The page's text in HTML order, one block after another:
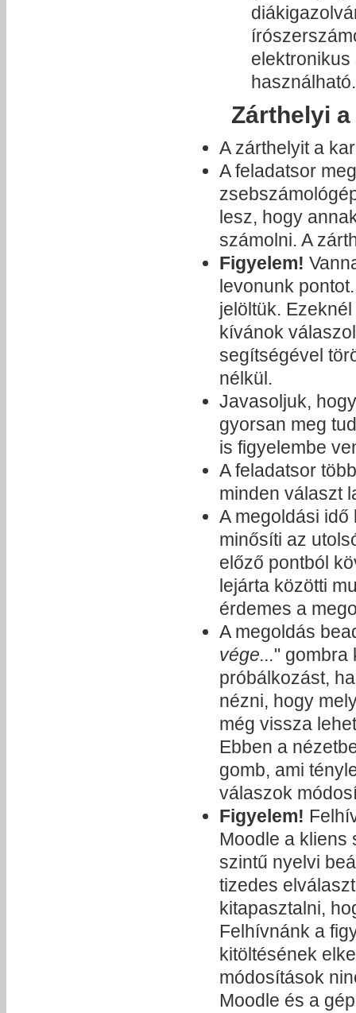
elektronikus
használható.
Zárthelyi
A zárthelyit a
A feladatsor
lesz, hogy
számolni. A
Figyelem!
levonunk
jelöltük.
kívánok
segítségével
nélkül.
Javasoljuk,
gyorsan meg
is figyelembe
A feladatsor
minden választ
A megoldási
minősíti az
előző pontból
lejárta közötti
érdemes a
A megoldás
vége..." gombra
próbálkozást,
nézni, hogy
még vissza
Ebben a
gomb, ami
válaszok
Figyelem!
Moodle a kliens
szintű nyelvi
tizedes
kitapasztalni,
Felhívnánk a
kitöltésének
módosítások
Moodle és a